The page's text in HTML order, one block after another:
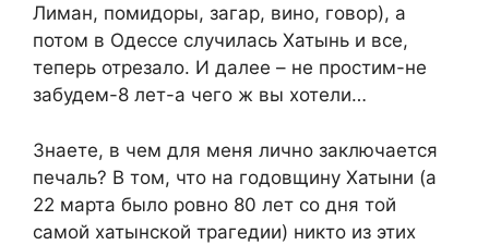
Лиман, помидоры, загар, вино, говор), а
потом в Одессе случилась Хатынь и все,
теперь отрезало. И далее – не простим-не
забудем-8 лет-а чего ж вы хотели…
Знаете, в чем для меня лично заключается
печаль? В том, что на годовщину Хатыни (а
22 марта было ровно 80 лет со дня той
самой хатынской трагедии) никто из этих